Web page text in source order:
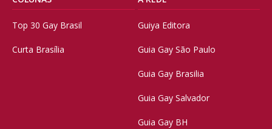
Top 30 Gay Brasil
Curta Brasília
Guiya Editora
Guia Gay São Paulo
Guia Gay Brasilia
Guia Gay Salvador
Guia Gay BH